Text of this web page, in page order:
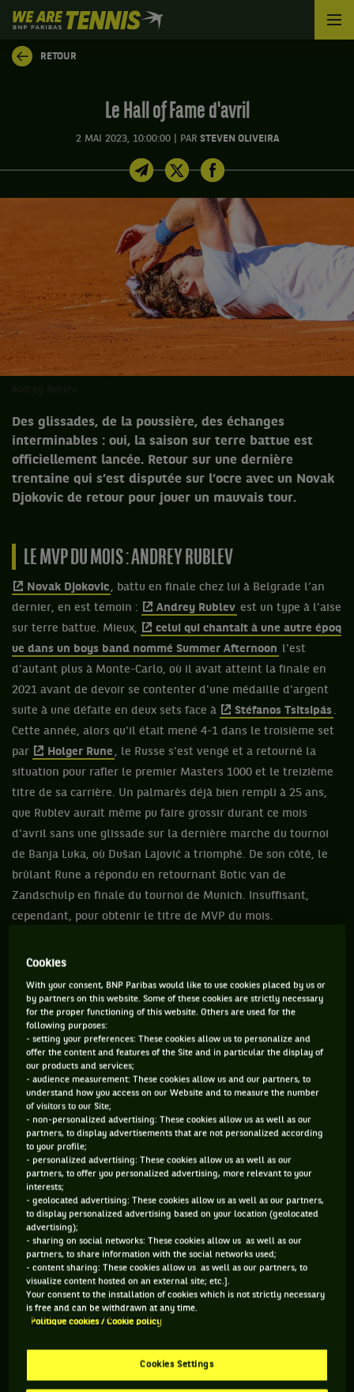
We
are
Tennis
by
RETOUR
Le Hall of Fame d'avril
2 MAI 2023, 10:00:00 PAR STEVEN OLIVEIRA
Des glissades, de la poussière, des échanges
interminables : oui, la saison sur terre battue est
officiellement lancée. Retour sur une dernière
trentaine qui s’est disputée sur l’ocre avec un Novak
Djokovic de retour pour jouer un mauvais tour.
LE MVP DU MOIS : ANDREY RUBLEV
Novak Djokovic, battu en finale chez lui à Belgrade l’an
dernier, en est témoin :
Andrey Rublev est un type à l’aise
sur terre battue. Mieux,
celui qui chantait à une autre époq
ue dans un boys band nommé Summer Afternoon l'est
d'autant plus à Monte-Carlo, où il avait atteint la finale en
2021 avant de devoir se contenter d'une médaille d'argent
suite à une défaite en deux sets face à
Stéfanos Tsitsipás .
Cette année, alors qu'il était mené 4-1 dans le troisième set
par
Holger Rune , le Russe s'est vengé et a retourné la
situation pour rafler le premier Masters 1000 et le treizième
titre de sa carrière. Un palmarès déjà bien rempli à 25 ans,
que Rublev aurait même pu faire grossir durant ce mois
d'avril sans une glissade sur la dernière marche du tournoi
de Banja Luka, où Dušan Lajović a triomphé. De son côté, le
brûlant Rune a répondu en retournant Botic van de
Zandschulp en finale du tournoi de Munich. Insuffisant,
cependant, pour obtenir le titre de MVP du mois.
LA DÉCEPTION DU MOIS : NOVAK DJOKOVIC
Toujours privé de tournée américaine, Novak Djokovic
espérait rebondir avec l'ouverture de la saison de terre
battue. Il n’en a rien été pour celui qui a tout de même
récupéré sa place de n°1 mondial en début de mois. En effet,
malgré les encouragements bruyants de sa fille, Djoko a été
séché dans les huitièmes de finale à Monte-Carlo par
nzo Musetti et a enchaîné par une autre défaite - la première
depuis onze ans face à un compatriote - à Banja Luka face
à Dušan Lajović. Le Serbe s'est alors lâché sur sa raquette et
a ensuite tenté de rassurer en conférence de presse : « Ce
n’est pas un secret que je me prépare et que je m’entraîne
pour Roland Garros. D’ailleurs, c’était la même chose l’année
dernière. J’avais connu un départ difficile sur terre pour
ensuite mieux jouer sur les dernières étapes. J’espère répéter
le même schéma. » Vainqueur à Barcelone,
Carlos Alcaraz
n’est pas de cet avis.
Cookies
With your consent, BNP Paribas would like to use cookies placed by us or
by partners on this website. Some of these cookies are strictly necessary
for the proper functioning of this website. Others are used for the
following purposes:
- setting your preferences: These cookies allow us to personalize and
offer the content and features of the Site and in particular the display of
our products and services;
- audience measurement: These cookies allow us and our partners, to
understand how you access on our Website and to measure the number
of visitors to our Site;
- non-personalized advertising: These cookies allow us as well as our
partners, to display advertisements that are not personalized according
to your profile;
- personalized advertising: These cookies allow us as well as our
partners, to offer you personalized advertising, more relevant to your
interests;
- geolocated advertising: These cookies allow us as well as our partners,
to display personalized advertising based on your location (geolocated
advertising);
- sharing on social networks: These cookies allow us as well as our
partners, to share information with the social networks used;
- content sharing: These cookies allow us as well as our partners, to
visualize content hosted on an external site; etc.].
Your consent to the installation of cookies which is not strictly necessary
is free and can be withdrawn at any time.
Politique cookies / Cookie policy
Cookies Settings